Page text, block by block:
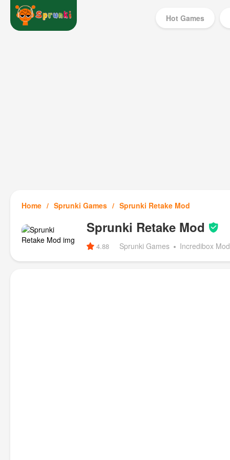
Hot Games
Home Sprunki Games Sprunki Retake Mod
Sprunki Retake Mod
4.88 Sprunki Games Incredibox Mod